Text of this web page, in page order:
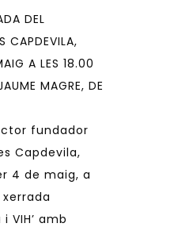
DEL
CAPDEVILA,
A LES 18.00
MAGRE, DE
fundador
Capdevila,
4 de maig, a
xerrada
VIH’ amb